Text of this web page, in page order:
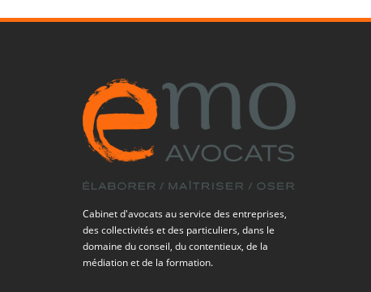
Cabinet d'avocats au service des entreprises,
des collectivités et des particuliers, dans le
domaine du conseil, du contentieux, de la
médiation et de la formation.